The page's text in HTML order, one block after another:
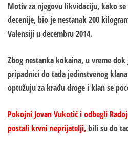
Motiv za njegovu likvidaciju, kako se
decenije, bio je nestanak 200
Valensiji u decembru 2014.
Zbog nestanka kokaina, u vreme
pripadnici do tada jedinstvenog
optužuju za krađu droge i klan se
Pokojni Jovan Vukotić i odbegli
postali krvni neprijatelji, bili su do